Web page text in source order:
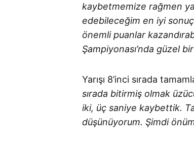
kaybetmemize rağmen
edebileceğim en iyi
önemli puanlar
Şampiyonası’nda güzel
Yarışı 8’inci sırada
sırada bitirmiş olmak
iki, üç saniye kaybettik.
düşünüyorum. Şimdi